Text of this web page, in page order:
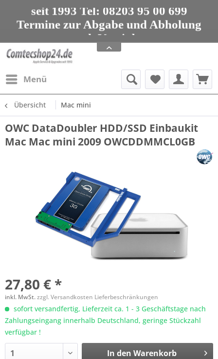
seit 1993 Tel: 08203 95 00 699
Termine zur Abgabe und Abholung
nur nach Vereinbarung
Apple Service, Upgrades und Zubehör
seit 1993 Tel: 08203 95 00 699
Menü
Übersicht Mac mini
OWC DataDoubler HDD/SSD Einbaukit
Mac Mac mini 2009 OWCDDMMCL0GB
27,80 € *
inkl. MwSt.zzgl. Versandkosten Lieferbeschränkungen
sofort versandfertig, Lieferzeit ca. 1 - 3 Geschäftstage nach
Zahlungseingang innerhalb Deutschland, geringe Stückzahl
verfügbar !
In den Warenkorb